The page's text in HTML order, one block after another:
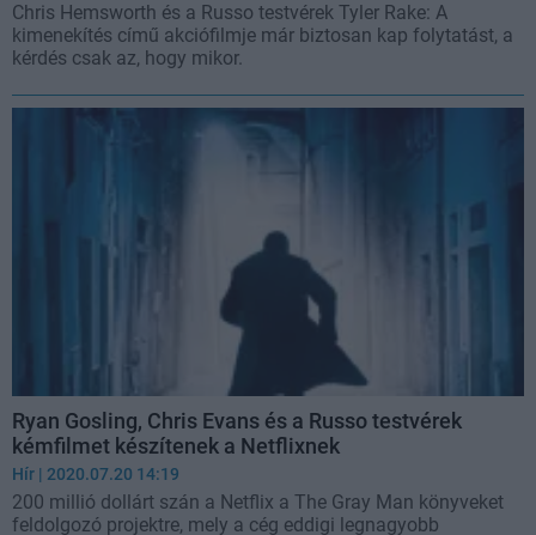
Chris Hemsworth és a Russo testvérek Tyler Rake: A
kimenekítés című akciófilmje már biztosan kap folytatást, a
kérdés csak az, hogy mikor.
Ryan Gosling, Chris Evans és a Russo testvérek
kémfilmet készítenek a Netflixnek
Hír | 2020.07.20 14:19
200 millió dollárt szán a Netflix a The Gray Man könyveket
feldolgozó projektre, mely a cég eddigi legnagyobb